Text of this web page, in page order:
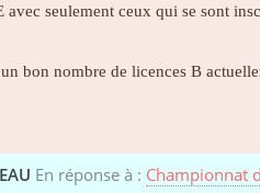
seulement ceux qui se sont
bon nombre de licences B
En réponse à : Championnat